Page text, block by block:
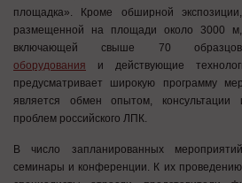
площадка». Кроме обширной экспозиции,
размещенной на площади около 3000 м,
включающей свыше 70 образцов
оборудования и действующие
предусматривает широкую программу
является обмен опытом,
проблем российского ЛПК.
В число запланированных
семинары и конференции. К их